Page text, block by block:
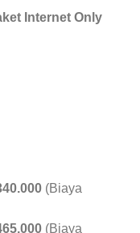
Internet Only
(Biaya
(Biaya